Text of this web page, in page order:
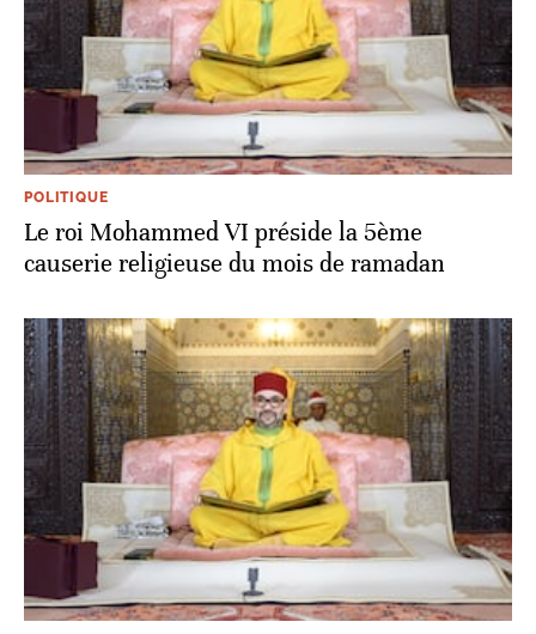
POLITIQUE
Le roi Mohammed VI préside la 5ème
causerie religieuse du mois de ramadan